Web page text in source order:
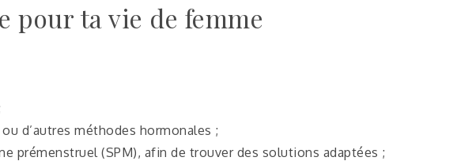
pour ta vie de femme
d’autres méthodes hormonales ;
prémenstruel (SPM), afin de trouver des solutions adaptées ;